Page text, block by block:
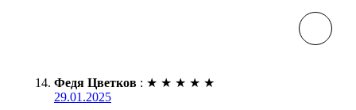
Федя Цветков : ★ ★ ★ ★ ★
29.01.2025